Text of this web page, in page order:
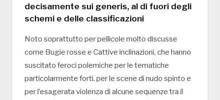
decisamente sui generis, al di fuori degli
schemi e delle classificazioni
Noto soprattutto per pellicole molto discusse
come Bugie rosse e Cattive inclinazioni, che hanno
suscitato feroci polemiche per le tematiche
particolarmente forti, per le scene di nudo spinto e
per l’esagerata violenza di alcune sequenze tra il